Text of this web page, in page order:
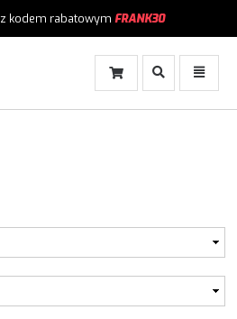
z kodem rabatowym FRANK30
Włącz
Menu
Włącz
Wyszukiwanie